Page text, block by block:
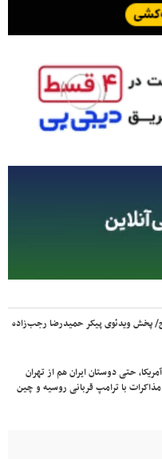
پخش ویدئوی پیکر حمیدرضا رجب‌زاده
حتی دوستان ایران هم از تهران
مذاکرات با ترامپ قربانی روسیه و چین